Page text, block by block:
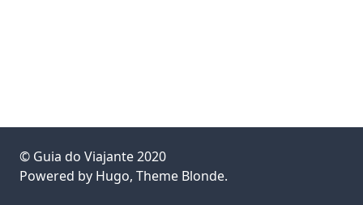
© Guia do Viajante2020
Powered by Hugo, Theme Blonde.